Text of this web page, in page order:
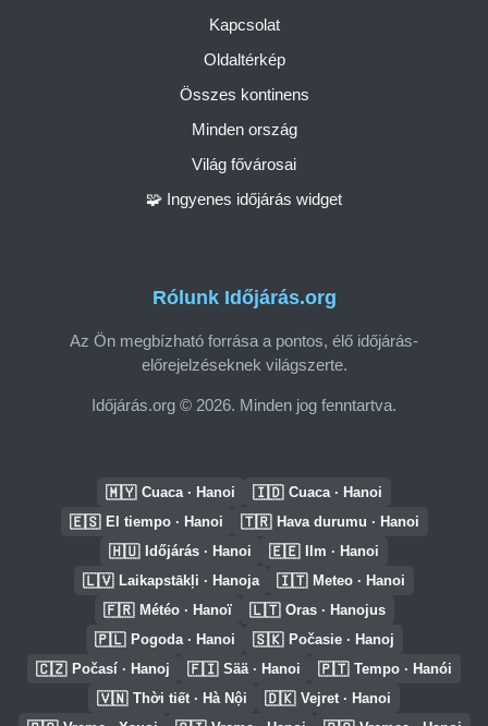
Rólunk Időjárás.org
Az Ön megbízható forrása a pontos, élő időjárás-
előrejelzéseknek világszerte.
Időjárás.org © 2026. Minden jog fenntartva.
Kapcsolat
Oldaltérkép
Összes kontinens
Minden ország
Világ fővárosai
🧩 Ingyenes időjárás widget
🇲🇾 Cuaca · Hanoi 🇮🇩 Cuaca · Hanoi
🇪🇸 El tiempo · Hanoi 🇹🇷 Hava durumu · Hanoi
🇭🇺 Időjárás · Hanoi 🇪🇪 Ilm · Hanoi
🇱🇻 Laikapstākļi · Hanoja 🇮🇹 Meteo · Hanoi
🇫🇷 Météo · Hanoï 🇱🇹 Oras · Hanojus
🇵🇱 Pogoda · Hanoi 🇸🇰 Počasie · Hanoj
🇨🇿 Počasí · Hanoj 🇫🇮 Sää · Hanoi 🇵🇹 Tempo · Hanói
🇻🇳 Thời tiết · Hà Nội 🇩🇰 Vejret · Hanoi